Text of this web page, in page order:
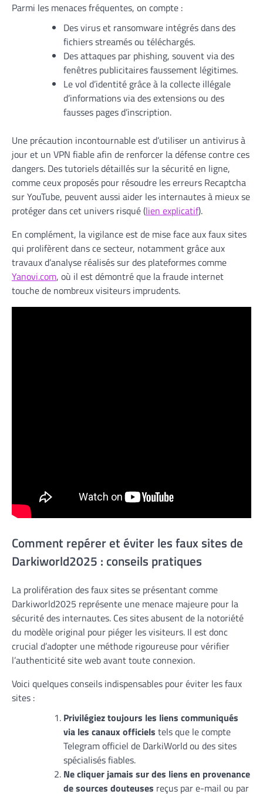
Parmi les menaces fréquentes, on compte :
Des virus et ransomware intégrés dans des
fichiers streamés ou téléchargés.
Des attaques par phishing, souvent via des
fenêtres publicitaires faussement légitimes.
Le vol d’identité grâce à la collecte illégale
d’informations via des extensions ou des
fausses pages d’inscription.
Une précaution incontournable est d’utiliser un antivirus à
jour et un VPN fiable afin de renforcer la défense contre ces
dangers. Des tutoriels détaillés sur la sécurité en ligne,
comme ceux proposés pour résoudre les erreurs Recaptcha
sur YouTube, peuvent aussi aider les internautes à mieux se
protéger dans cet univers risqué (lien explicatif).
En complément, la vigilance est de mise face aux faux sites
qui prolifèrent dans ce secteur, notamment grâce aux
travaux d’analyse réalisés sur des plateformes comme
Yanovi.com, où il est démontré que la fraude internet
touche de nombreux visiteurs imprudents.
Comment repérer et éviter les faux sites de
Darkiworld2025 : conseils pratiques
La prolifération des faux sites se présentant comme
Darkiworld2025 représente une menace majeure pour la
sécurité des internautes. Ces sites abusent de la notoriété
du modèle original pour piéger les visiteurs. Il est donc
crucial d’adopter une méthode rigoureuse pour vérifier
l’authenticité site web avant toute connexion.
Voici quelques conseils indispensables pour éviter les faux
sites :
Privilégiez toujours les liens communiqués
via les canaux officiels tels que le compte
Telegram officiel de DarkiWorld ou des sites
spécialisés fiables.
Ne cliquer jamais sur des liens en provenance
de sources douteuses reçus par e-mail ou par